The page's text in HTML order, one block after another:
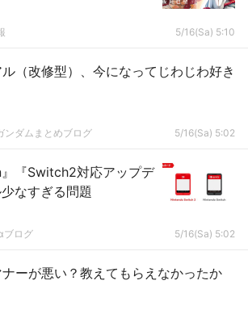
5/16(Sa) 5:10
（改修型）、今になってじわじわ好き
ンダムまとめブログ 5/16(Sa) 5:02
『Switch2対応アップデ
なすぎる問題
ブログ 5/16(Sa) 5:02
ーが悪い？教えてもらえなかったか